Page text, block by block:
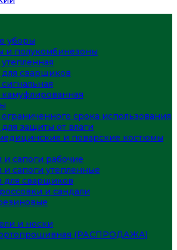
уборы
и полукомбинезоны
сварщиков
срока использования
защиты от влаги
и поварские костюмы
и сапоги рабочие
и сапоги утепленные
для сварщиков
и сандали
и носки
(РАСПРОДАЖА)